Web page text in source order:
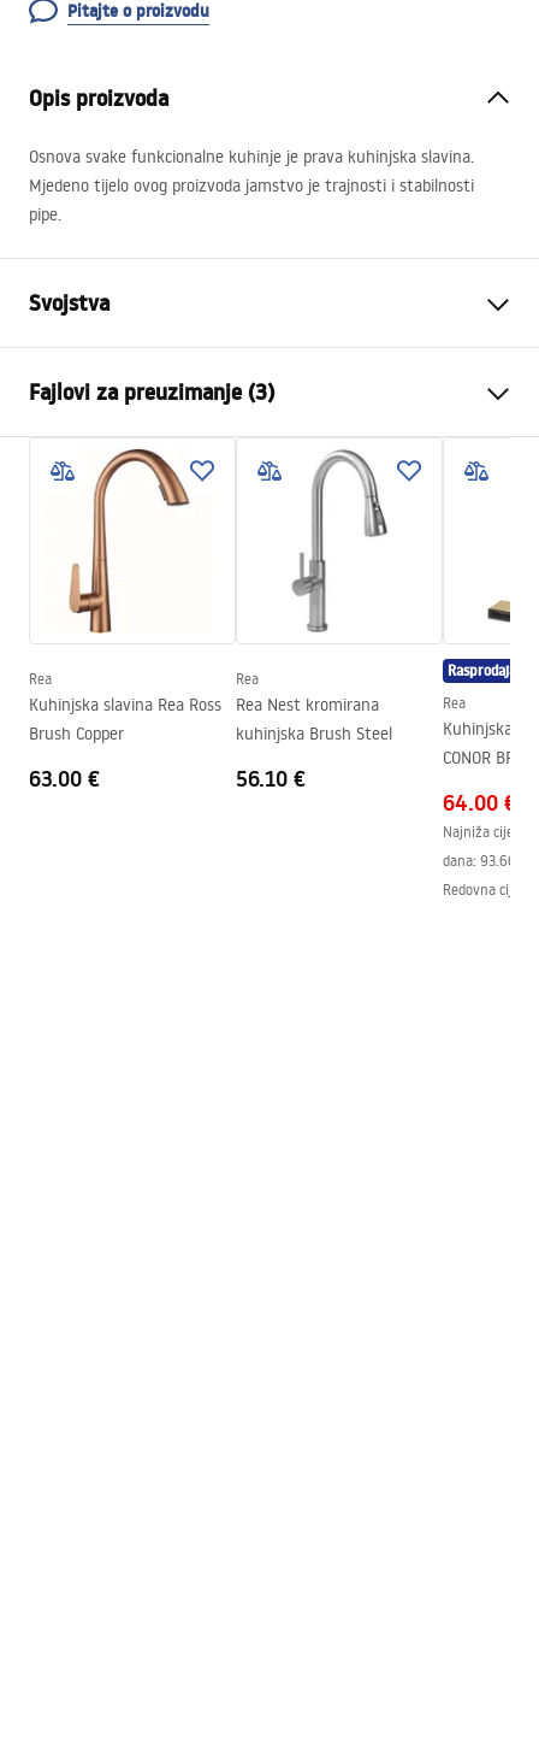
Pitajte o proizvodu
Opis proizvoda
Osnova svake funkcionalne kuhinje je prava kuhinjska slavina.
Mjedeno tijelo ovog proizvoda jamstvo je trajnosti i stabilnosti
pipe.
Svojstva
Način montaže
Boja
Četkani čelik
Vrsta izljevne cijevi
Pomična
Doseg izljeva
165mm
Visina
270mm
Tehnologija premazivanja
PVD
Promjer priključka
Fajlovi za preuzimanje (3)
Instrukcja baterii
insrtukcja baterii jezyki.pdf
Higijenski sertifikat
atest_baterie_kuchenne.pdf
Rea
Kuhinjska slavina Rea Ross
Brush Copper
63.00 €
Rea
Rea Nest kromirana
kuhinjska Brush Steel
56.10 €
Rasprodaja
Rea
Kuhinjska
CONOR
64.00 €
Najniža cijena
dana: 93.66 €
Redovna cijena